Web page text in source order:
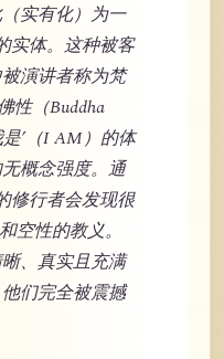
实有化）为一
实体。这种被客
演讲者称为梵
性（Buddha
’（I AM）的体
概念强度。通
修行者会发现很
空性的教义。
、真实且充满
们完全被震撼